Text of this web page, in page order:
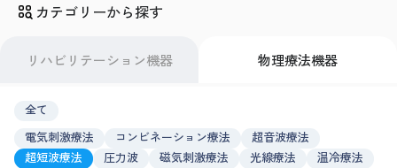
カテゴリーから探す
リハビリテーション機器 物理療法機器
全て
電気刺激療法
コンビネーション療法
超音波療法
超短波療法
圧力波 磁気刺激療法 光線療法
温冷療法